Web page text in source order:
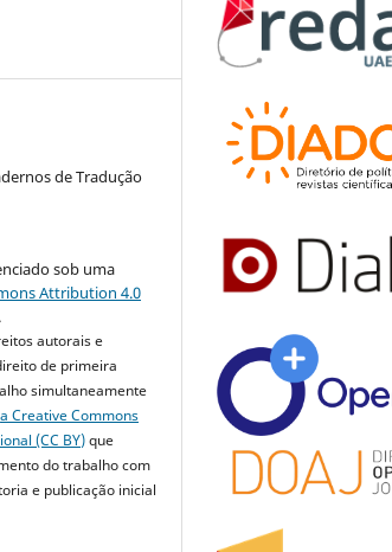
de Tradução
sob uma
Attribution 4.0
.
autorais e
de primeira
simultaneamente
Creative Commons
(CC BY)que
do trabalho com
e publicação inicial